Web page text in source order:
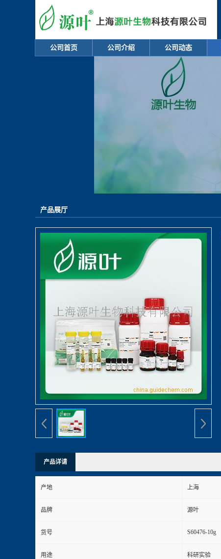
公司首页 公司介绍 公司动态
产品展厅
产品详请
产地 上海
品牌 源叶
货号 S60476-10g
用途 科研实验